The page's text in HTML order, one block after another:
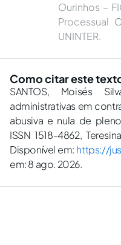
Ourinhos –
Processual
UNINTER.
Como citar este
SANTOS, Moisés
administrativas em
abusiva e nula de
ISSN 1518-4862,
Disponível em: https://
em: 8 ago. 2026.